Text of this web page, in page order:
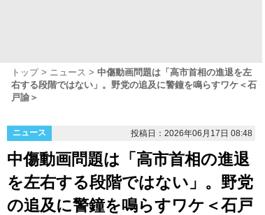
トップ ニュース
中傷動画問題は「高市首相の進退を左
右する段階ではない」。野党の追及に警鐘を鳴らすワケ＜石
戸諭＞
ニュース 投稿日：2026年06月17日 08:48
中傷動画問題は「高市首相の進退
を左右する段階ではない」。野党
の追及に警鐘を鳴らすワケ＜石戸